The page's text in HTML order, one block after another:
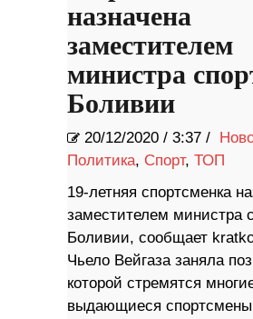
назначена
заместителем
министра
Боливии
20/12/2020 / 3:37 /
Политика, Спорт, ТОП
19-летняя спортсменка
заместителем министра
Боливии, сообщает
Чьело Вейгаза заняла
которой стремятся
выдающиеся спортсмены